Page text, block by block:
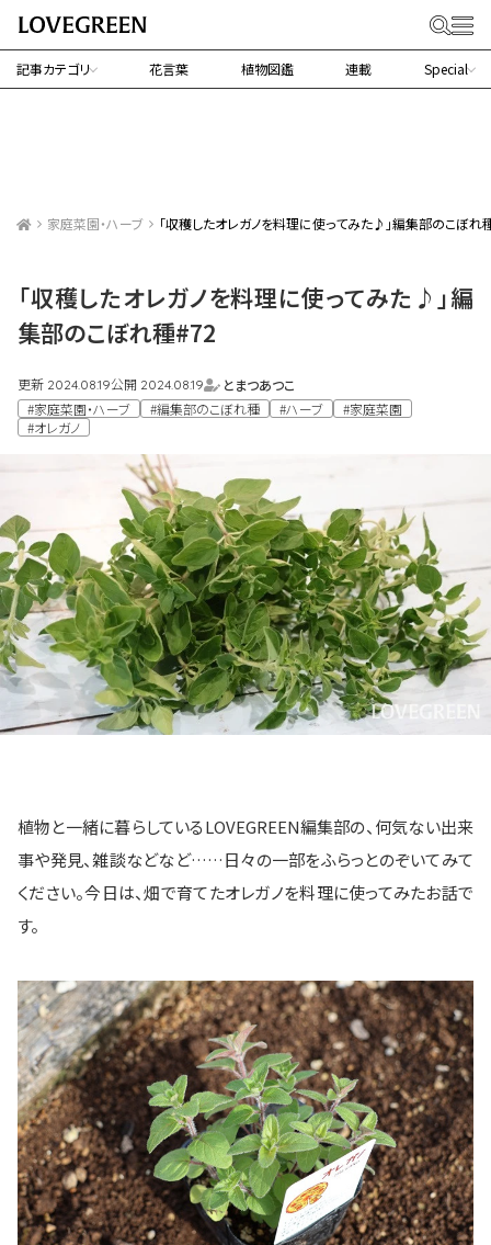
記事カテゴリ 花言葉 植物図鑑 連載 Special
家庭菜園・ハーブ 「収穫したオレガノを料理に使ってみた♪」編集部のこぼれ
「収穫したオレガノを料理に使ってみた♪」編
集部のこぼれ種#72
更新 2024.08.19公開 2024.08.19
とまつあつこ
#家庭菜園・ハーブ
#編集部のこぼれ種 #ハーブ
#家庭菜園
#オレガノ
植物と一緒に暮らしているLOVEGREEN編集部の、何気ない出来
事や発見、雑談などなど……日々の一部をふらっとのぞいてみて
ください。今日は、畑で育てたオレガノを料理に使ってみたお話で
す。